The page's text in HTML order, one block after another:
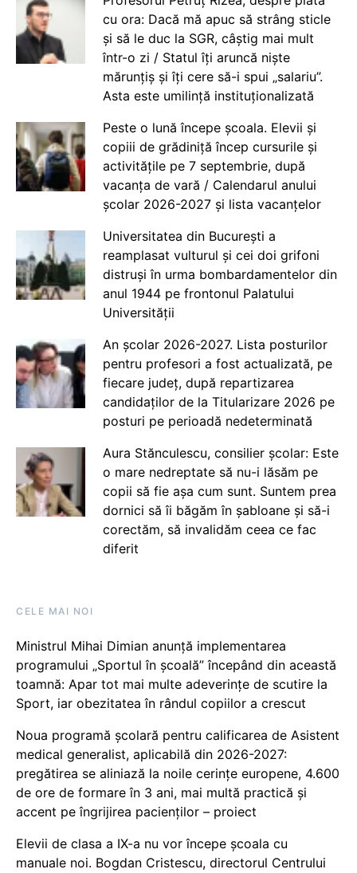
cu ora: Dacă mă apuc să strâng sticle
și să le duc la SGR, câștig mai mult
într-o zi / Statul îți aruncă niște
mărunțiș și îți cere să-i spui „salariu”.
Asta este umilință instituționalizată
Peste o lună începe școala. Elevii și
copiii de grădiniță încep cursurile și
activitățile pe 7 septembrie, după
vacanța de vară / Calendarul anului
școlar 2026-2027 și lista vacanțelor
Universitatea din București a
reamplasat vulturul și cei doi grifoni
distruși în urma bombardamentelor din
anul 1944 pe frontonul Palatului
Universității
An școlar 2026-2027. Lista posturilor
pentru profesori a fost actualizată, pe
fiecare județ, după repartizarea
candidaților de la Titularizare 2026 pe
posturi pe perioadă nedeterminată
Aura Stănculescu, consilier școlar: Este
o mare nedreptate să nu-i lăsăm pe
copii să fie așa cum sunt. Suntem prea
dornici să îi băgăm în șabloane și să-i
corectăm, să invalidăm ceea ce fac
diferit
CELE MAI NOI
Ministrul Mihai Dimian anunță implementarea
programului „Sportul în școală” începând din această
toamnă: Apar tot mai multe adeverințe de scutire la
Sport, iar obezitatea în rândul copiilor a crescut
Noua programă școlară pentru calificarea de Asistent
medical generalist, aplicabilă din 2026-2027:
pregătirea se aliniază la noile cerințe europene, 4.600
de ore de formare în 3 ani, mai multă practică și
accent pe îngrijirea pacienților – proiect
Elevii de clasa a IX-a nu vor începe școala cu
manuale noi. Bogdan Cristescu, directorul Centrului